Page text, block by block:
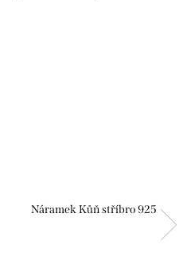
Náramek Kůň stříbro 925